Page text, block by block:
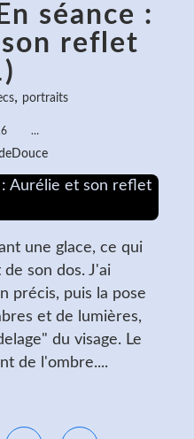
séance :
reflet
, portraits
…
une glace, ce qui
son dos. J'ai
précis, puis la pose
et de lumières,
du visage. Le
de l'ombre....